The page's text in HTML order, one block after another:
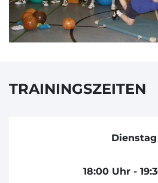
TRAININGSZEITEN
Dienstag
18:00 Uhr -